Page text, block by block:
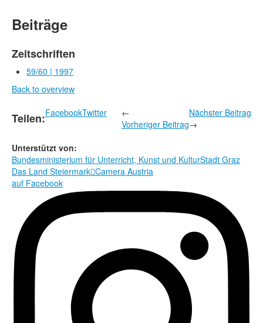
Camera Austria Preis
Rechtliche Informationen
Beiträge
Zeitschriften
59/60 | 1997
Back to overview
Teilen:FacebookTwitter
←
Vorheriger Beitrag
Nächster Beitrag
→
Unterstützt von:
Bundesministerium für Unterricht, Kunst und KulturStadt Graz
Das Land SteiermarkCamera Austria
auf Facebook